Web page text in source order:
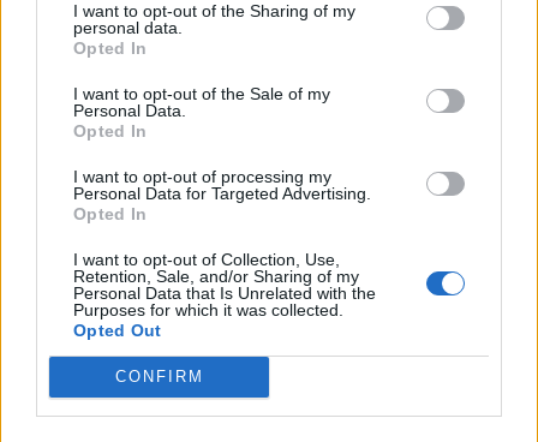
I want to opt-out of the Sharing of my
personal data.
Opted In
I want to opt-out of the Sale of my
Personal Data.
Opted In
I want to opt-out of processing my
Personal Data for Targeted Advertising.
Opted In
I want to opt-out of Collection, Use,
Retention, Sale, and/or Sharing of my
Personal Data that Is Unrelated with the
Purposes for which it was collected.
Opted Out
CONFIRM
Patricia López. Periodista.
patrilopca
Si conoces datos sobre este artículo y quieres
enviarnos más información, ponte en contacto
Otros Días Internacionales que
podrían interesarte